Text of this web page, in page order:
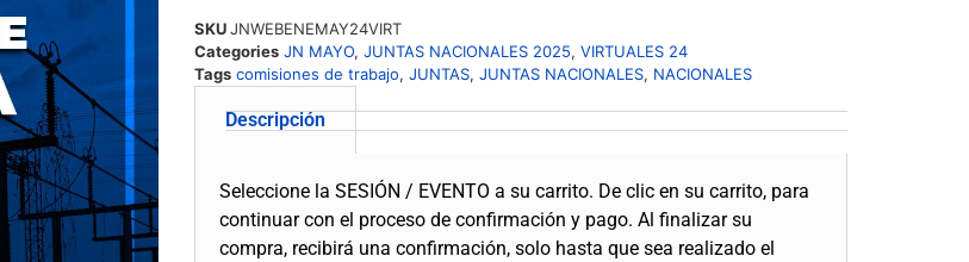
SKUJNWEBENEMAY24VIRT
Categories JN MAYO,JUNTAS NACIONALES 2025,VIRTUALES 24
Tags comisiones de trabajo,JUNTAS,JUNTAS NACIONALES, NACIONALES
Descripción
Seleccione la SESIÓN / EVENTO a su carrito. De clic en su carrito, para
continuar con el proceso de confirmación y pago. Al finalizar su
compra, recibirá una confirmación, solo hasta que sea realizado el